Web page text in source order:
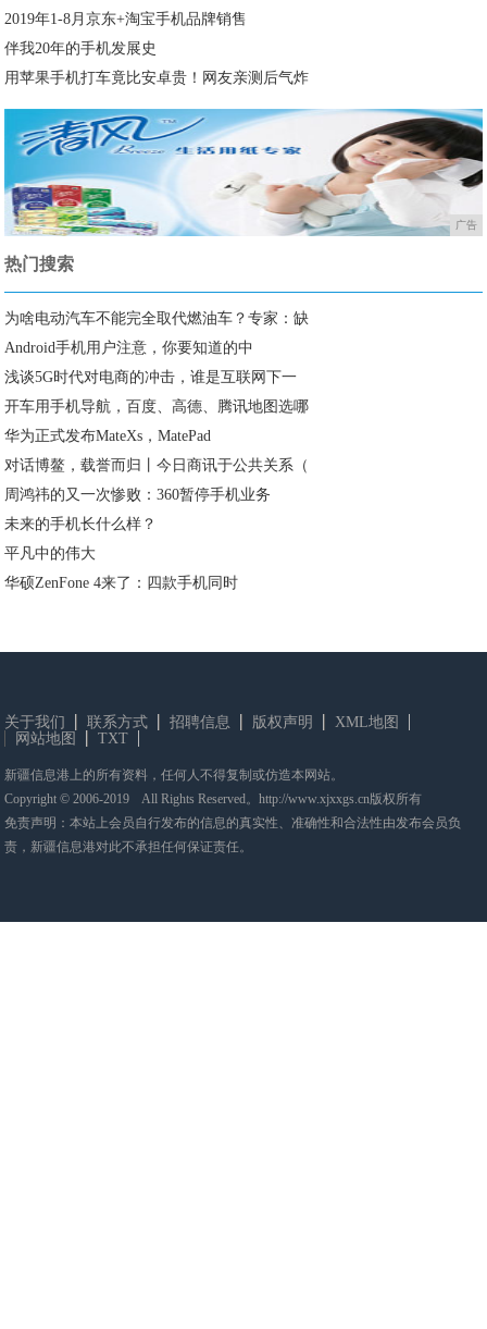
2019年1-8月京东+淘宝手机品牌销售
伴我20年的手机发展史
用苹果手机打车竟比安卓贵！网友亲测后气炸
广告
热门搜索
为啥电动汽车不能完全取代燃油车？专家：缺
Android手机用户注意，你要知道的中
浅谈5G时代对电商的冲击，谁是互联网下一
开车用手机导航，百度、高德、腾讯地图选哪
华为正式发布MateXs，MatePad
对话博鳌，载誉而归丨今日商讯于公共关系（
周鸿祎的又一次惨败：360暂停手机业务
未来的手机长什么样？
平凡中的伟大
华硕ZenFone 4来了：四款手机同时
关于我们 联系方式 招聘信息 版权声明
XML地图
网站地图
TXT
新疆信息港上的所有资料，任何人不得复制或仿造本网站。
Copyright © 2006-2019 All Rights Reserved。http://www.xjxxgs.cn版权所有
免责声明：本站上会员自行发布的信息的真实性、准确性和合法性由发布会员负
责，新疆信息港对此不承担任何保证责任。